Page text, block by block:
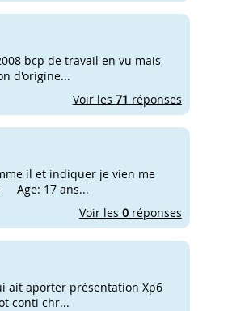
bcp de travail en vu mais
d'origine...
Voir les 71 réponses
il et indiquer je vien me
Age: 17 ans...
Voir les 0réponses
ait aporter présentation Xp6
conti chr...